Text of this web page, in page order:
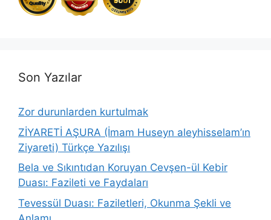
Son Yazılar
Zor durunlarden kurtulmak
ZİYARETİ AŞURA (İmam Huseyn aleyhisselam’ın
Ziyareti) Türkçe Yazılışı
Bela ve Sıkıntıdan Koruyan Cevşen-ül Kebir
Duası: Fazileti ve Faydaları
Tevessül Duası: Faziletleri, Okunma Şekli ve